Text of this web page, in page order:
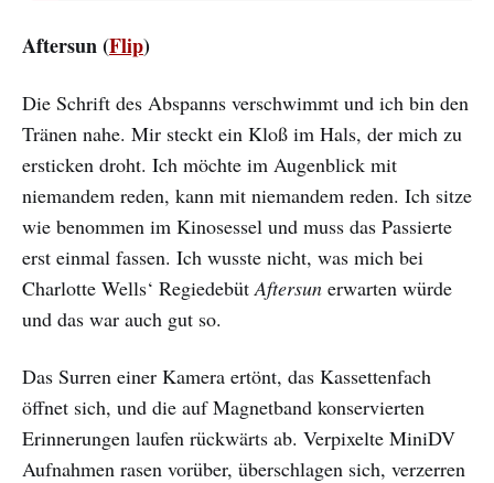
Aftersun (Flip)
Die Schrift des Abspanns verschwimmt und ich bin den
Tränen nahe. Mir steckt ein Kloß im Hals, der mich zu
ersticken droht. Ich möchte im Augenblick mit
niemandem reden, kann mit niemandem reden. Ich sitze
wie benommen im Kinosessel und muss das Passierte
erst einmal fassen. Ich wusste nicht, was mich bei
Charlotte Wells‘ Regiedebüt Aftersun erwarten würde
und das war auch gut so.
Das Surren einer Kamera ertönt, das Kassettenfach
öffnet sich, und die auf Magnetband konservierten
Erinnerungen laufen rückwärts ab. Verpixelte MiniDV
Aufnahmen rasen vorüber, überschlagen sich, verzerren